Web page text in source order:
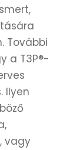
További
a T3P®-
Ilyen
vagy